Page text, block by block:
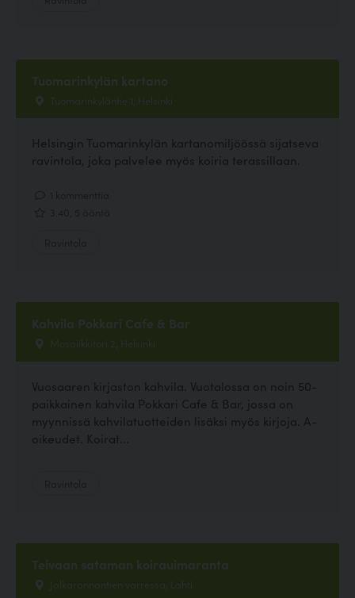
Tuomarinkylän kartano
Tuomarinkyläntie 1, Helsinki
Helsingin Tuomarinkylän kartanomiljöössä sijatseva
ravintola, joka palvelee myös koiria terassillaan.
Kahvila Pokkari Cafe & Bar
Mosaiikkitori 2, Helsinki
Vuosaaren kirjaston kahvila. Vuotalossa on noin 50-
paikkainen kahvila Pokkari Cafe & Bar, jossa on
myynnissä kahvilatuotteiden lisäksi myös kirjoja. A-
oikeudet. Koirat...
Teivaan sataman koirauimaranta
Jalkarannantien varressa, Lahti